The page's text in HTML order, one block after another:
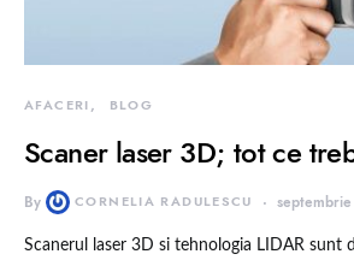
AFACERI BLOG
Scaner laser 3D; tot ce
By CORNELIA RADULESCU
Scanerul laser 3D si tehnologia LIDAR sunt